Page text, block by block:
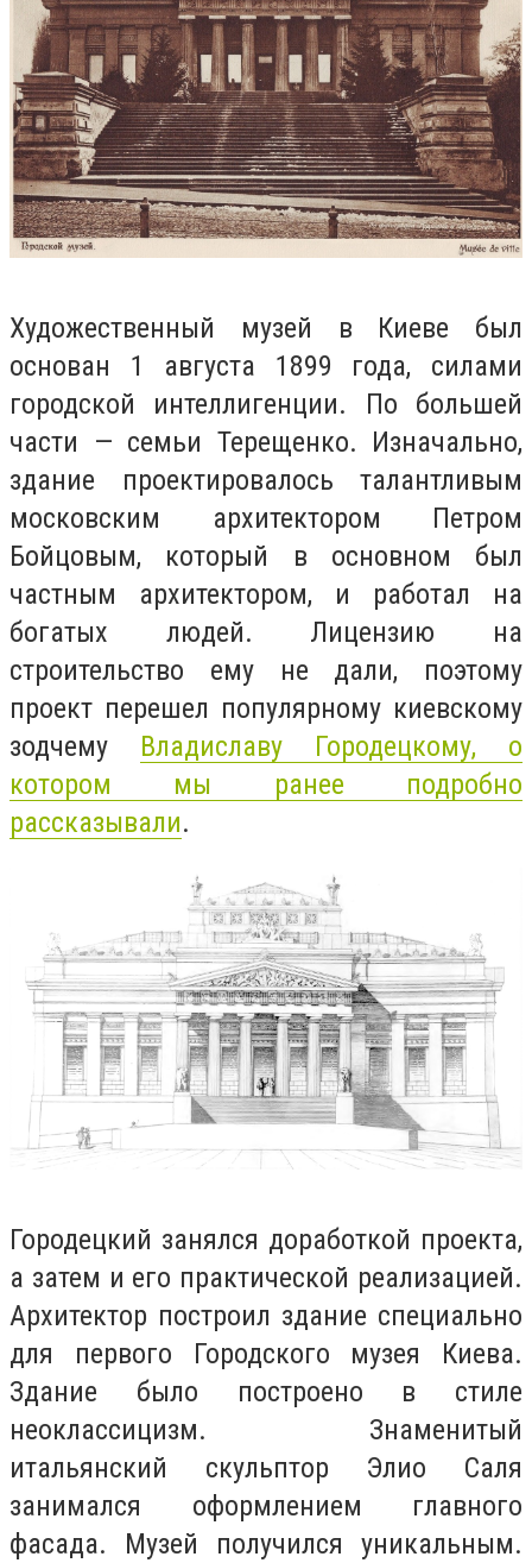
Художественный музей в Киеве был
основан 1 августа 1899 года, силами
городской интеллигенции. По большей
части — семьи Терещенко. Изначально,
здание проектировалось талантливым
московским архитектором Петром
Бойцовым, который в основном был
частным архитектором, и работал на
богатых людей. Лицензию на
строительство ему не дали, поэтому
проект перешел популярному киевскому
зодчему Владиславу Городецкому, о
котором мы ранее подробно
рассказывали.
Городецкий занялся доработкой проекта,
а затем и его практической реализацией.
Архитектор построил здание специально
для первого Городского музея Киева.
Здание было построено в стиле
неоклассицизм. Знаменитый
итальянский скульптор Элио Саля
занимался оформлением главного
фасада. Музей получился уникальным.